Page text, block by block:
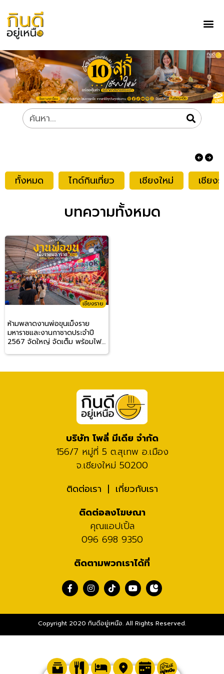
ทั้งหมด ไกด์กินเที่ยว เชียงใหม่ เชียง
บทความทั้งหมด
เชียงราย
ห้ามพลาดงานพ่อขุนเม็งราย
มหาราชและงานกาชาดประจำปี
2567 จัดใหญ่ จัดเต็ม พร้อมไฟ
บริษัท โพลี่ มีเดีย จำกัด
156/7 หมู่ที่ 5 ต.สุเทพ อ.เมือง
จ.เชียงใหม่ 50200
ติดต่อเรา
เกี่ยวกับเรา
ติดต่อลงโฆษณา
คุณแอปเปิ้ล
096 698 9350
ติดตามพวกเราได้ที่
Copyright 2020 กินดีอยู่เหนือ. All Rights Reserved.